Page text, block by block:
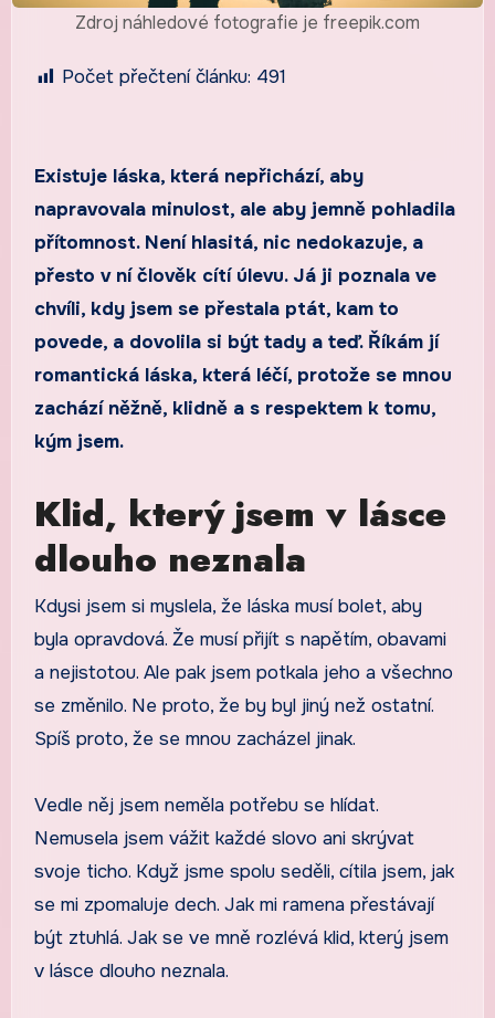
Zdroj náhledové fotografie je freepik.com
Počet přečtení článku: 491
Existuje láska, která nepřichází, aby
napravovala minulost, ale aby jemně pohladila
přítomnost. Není hlasitá, nic nedokazuje, a
přesto v ní člověk cítí úlevu. Já ji poznala ve
chvíli, kdy jsem se přestala ptát, kam to
povede, a dovolila si být tady a teď. Říkám jí
romantická láska, která léčí, protože se mnou
zachází něžně, klidně a s respektem k tomu,
kým jsem.
Klid, který jsem v lásce
dlouho neznala
Kdysi jsem si myslela, že láska musí bolet, aby
byla opravdová. Že musí přijít s napětím, obavami
a nejistotou. Ale pak jsem potkala jeho a všechno
se změnilo. Ne proto, že by byl jiný než ostatní.
Spíš proto, že se mnou zacházel jinak.
Vedle něj jsem neměla potřebu se hlídat.
Nemusela jsem vážit každé slovo ani skrývat
svoje ticho. Když jsme spolu seděli, cítila jsem, jak
se mi zpomaluje dech. Jak mi ramena přestávají
být ztuhlá. Jak se ve mně rozlévá klid, který jsem
v lásce dlouho neznala.